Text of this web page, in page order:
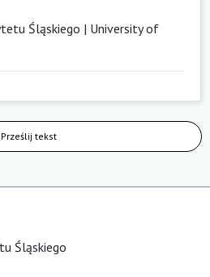
Śląskiego | University of
Prześlij tekst
Śląskiego